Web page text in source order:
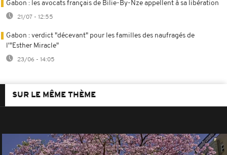
Gabon : les avocats français de Bilie-By-Nze appellent à sa libération
21/07 - 12:55
Gabon : verdict "décevant" pour les familles des naufragés de
l'"Esther Miracle"
23/06 - 14:05
SUR LE MÊME THÈME